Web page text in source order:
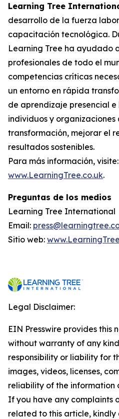
Learning Tree
desarrollo de la fuerza
capacitación tecnológica.
Learning Tree ha ayudado
profesionales de todo el
competencias críticas
un entorno en rápida
de aprendizaje presencial
individuos y organizaciones
transformación, mejorar el
resultados sostenibles.
Para más información, visite:
www.LearningTree.co.uk.
Preguntas de los medios
Learning Tree International
Email:
Sitio web:
Legal Disclaimer:
EIN Presswire provides this
without warranty of any
responsibility or liability for
images, videos, licenses,
reliability of the information
If you have any complaints
related to this article,